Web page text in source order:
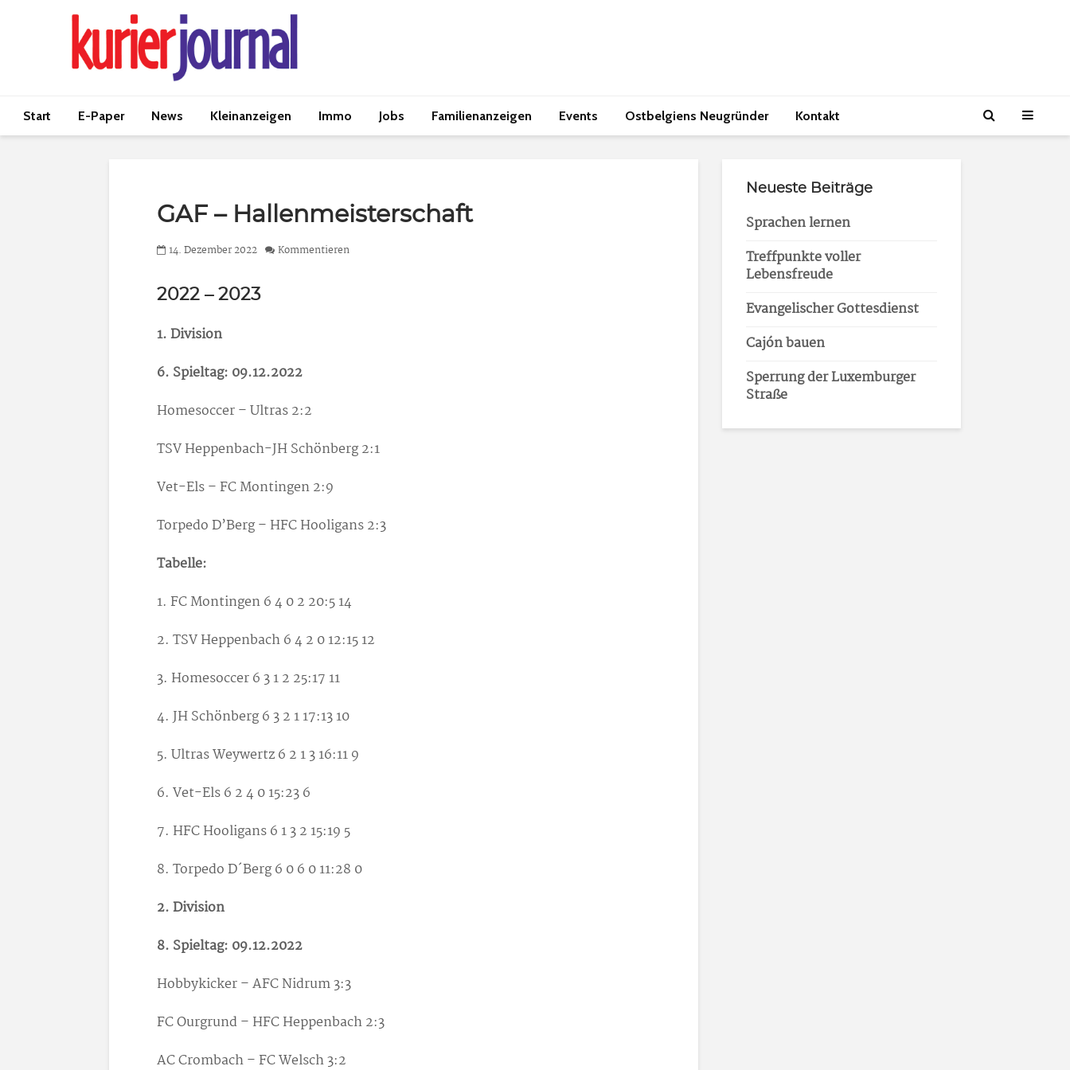
Start E-Paper News Kleinanzeigen Immo Jobs Familienanzeigen Events Ostbelgiens Neugründer Kontakt
GAF – Hallenmeisterschaft
14. Dezember 2022 Kommentieren
2022 – 2023
1. Division
6. Spieltag: 09.12.2022
Homesoccer – Ultras 2:2
TSV Heppenbach-JH Schönberg 2:1
Vet-Els – FC Montingen 2:9
Torpedo D’Berg – HFC Hooligans 2:3
Tabelle:
1. FC Montingen 6 4 0 2 20:5 14
2. TSV Heppenbach 6 4 2 0 12:15 12
3. Homesoccer 6 3 1 2 25:17 11
4. JH Schönberg 6 3 2 1 17:13 10
5. Ultras Weywertz 6 2 1 3 16:11 9
6. Vet-Els 6 2 4 0 15:23 6
7. HFC Hooligans 6 1 3 2 15:19 5
8. Torpedo D´Berg 6 0 6 0 11:28 0
2. Division
8. Spieltag: 09.12.2022
Hobbykicker – AFC Nidrum 3:3
FC Ourgrund – HFC Heppenbach 2:3
AC Crombach – FC Welsch 3:2
Neueste Beiträge
Sprachen lernen
Treffpunkte voller
Lebensfreude
Evangelischer Gottesdienst
Cajón bauen
Sperrung der Luxemburger
Straße